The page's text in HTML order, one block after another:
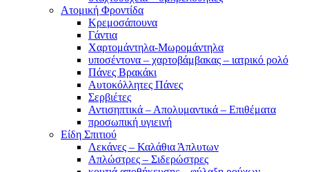
Ατομική Φροντίδα
Κρεμοσάπουνα
Γάντια
Χαρτομάντηλα-Μωρομάντηλα
υποσέντονα – χαρτοβάμβακας – ιατρικό ρολό
Πάνες Βρακάκι
Αυτοκόλλητες Πάνες
Σερβιέτες
Αντισηπτικά – Απολυμαντικά – Επιθέματα
προσωπική υγιεινή
Είδη Σπιτιού
Λεκάνες – Καλάθια Άπλυτων
Απλώστρες – Σιδερώστρες